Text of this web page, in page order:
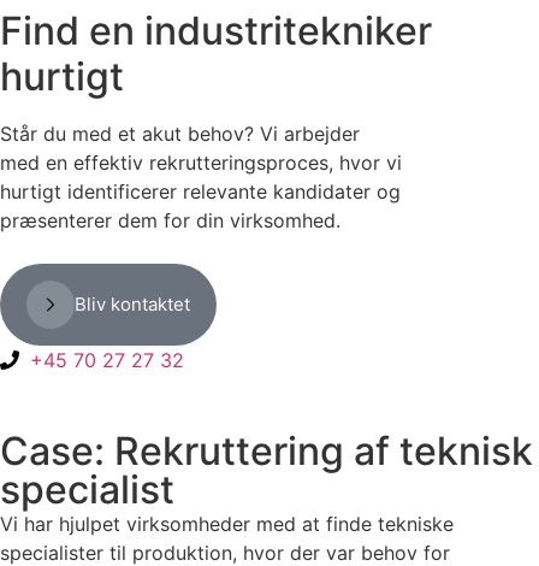
Find en industritekniker
hurtigt
Står du med et akut behov? Vi arbejder
med en effektiv rekrutteringsproces, hvor vi
hurtigt identificerer relevante kandidater og
præsenterer dem for din virksomhed.
Bliv kontaktet
+45 70 27 27 32
Case: Rekruttering af teknisk
specialist
Vi har hjulpet virksomheder med at finde tekniske
specialister til produktion, hvor der var behov for